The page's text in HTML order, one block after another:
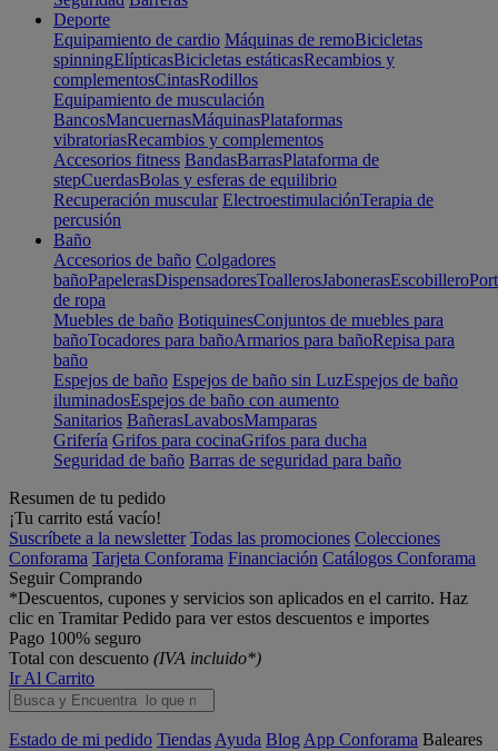
Deporte
Equipamiento de cardio Máquinas de remoBicicletas
spinningElípticasBicicletas estáticasRecambios y
complementosCintasRodillos
Equipamiento de musculación
BancosMancuernasMáquinasPlataformas
vibratoriasRecambios y complementos
Accesorios fitness BandasBarrasPlataforma de
stepCuerdasBolas y esferas de equilibrio
Recuperación muscular ElectroestimulaciónTerapia de
percusión
Baño
Accesorios de baño Colgadores
bañoPapelerasDispensadoresToallerosJabonerasEscobillero
de ropa
Muebles de baño BotiquinesConjuntos de muebles para
bañoTocadores para bañoArmarios para bañoRepisa para
baño
Espejos de baño Espejos de baño sin LuzEspejos de baño
iluminadosEspejos de baño con aumento
Sanitarios BañerasLavabosMamparas
Grifería Grifos para cocinaGrifos para ducha
Seguridad de baño Barras de seguridad para baño
Resumen de tu pedido
¡Tu carrito está vacío!
Suscríbete a la newsletter Todas las promociones Colecciones
Conforama Tarjeta Conforama Financiación Catálogos Conforama
Seguir Comprando
*Descuentos, cupones y servicios son aplicados en el carrito. Haz
clic en Tramitar Pedido para ver estos descuentos e importes
Pago 100% seguro
Total con descuento (IVA incluido*)
Ir Al Carrito
Estado de mi pedido Tiendas Ayuda Blog App Conforama Baleares